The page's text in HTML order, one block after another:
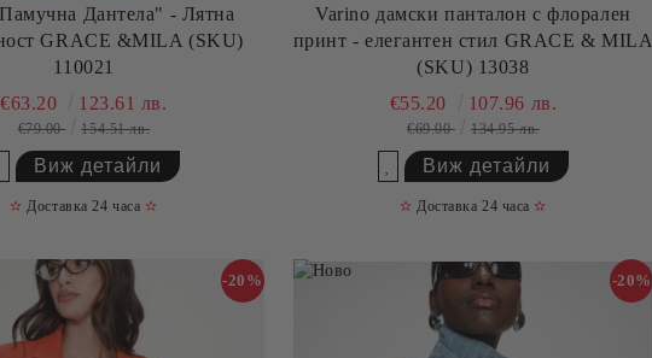
Дантела" - Лятна
GRACE &MILA (SKU)
110021
€63.20 123.61 лв.
€79.00 154.51 лв.
Виж детайли
✫ Доставка 24 часа ✫
Varino дамски панталон с флорален
принт - елегантен стил GRACE & MILA
(SKU) 13038
€55.20 107.96 лв.
€69.00 134.95 лв.
Виж детайли
✫ Доставка 24 часа ✫
-20% -20%